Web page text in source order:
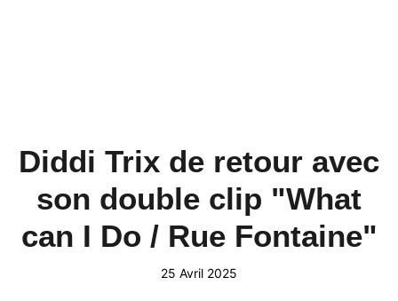
Diddi Trix de retour avec
son double clip "What
can I Do / Rue Fontaine"
25 Avril 2025